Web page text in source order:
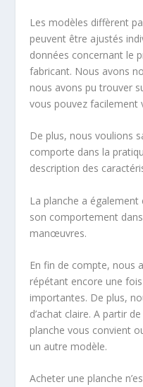
Les modèles diffèrent
peuvent être ajustés
données concernant le
fabricant. Nous avons
nous avons pu trouver
vous pouvez facilement
De plus, nous voulions
comporte dans la
description des
La planche a
son comportement
manœuvres.
En fin de compte, nous
répétant encore une
importantes. De plus,
d’achat claire. A partir
planche vous convient
un autre modèle.
Acheter une planche